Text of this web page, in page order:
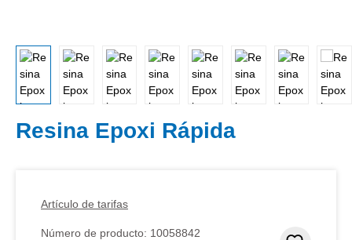
Resina Epoxi Rápida
Artículo de tarifas
Número de producto: 10058842